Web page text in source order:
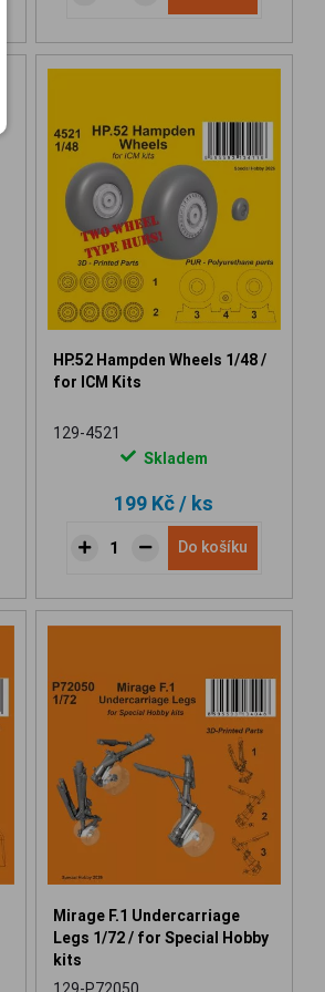
HP.52 Hampden Wheels 1/48 /
for ICM Kits
129-4521
Skladem
199 Kč/ ks
Do košíku
Mirage F.1 Undercarriage
Legs 1/72 / for Special Hobby
kits